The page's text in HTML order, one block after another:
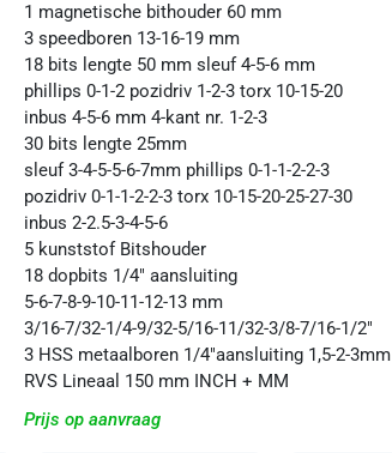
1 magnetische bithouder 60 mm
3 speedboren 13-16-19 mm
18 bits lengte 50 mm sleuf 4-5-6 mm
phillips 0-1-2 pozidriv 1-2-3 torx 10-15-20
inbus 4-5-6 mm 4-kant nr. 1-2-3
30 bits lengte 25mm
sleuf 3-4-5-5-6-7mm phillips 0-1-1-2-2-3
pozidriv 0-1-1-2-2-3 torx 10-15-20-25-27-30
inbus 2-2.5-3-4-5-6
5 kunststof Bitshouder
18 dopbits 1/4″ aansluiting
5-6-7-8-9-10-11-12-13 mm
3/16-7/32-1/4-9/32-5/16-11/32-3/8-7/16-1/2″
3 HSS metaalboren 1/4″aansluiting 1,5-2-3mm
RVS Lineaal 150 mm INCH + MM
Prijs op aanvraag